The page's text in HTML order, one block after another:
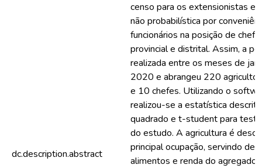
dc.description.abstract
censo para os extensionistas e
não probabilística por
funcionários na posição de
provincial e distrital. Assim, a
realizada entre os meses de
2020 e abrangeu 220
e 10 chefes. Utilizando o
realizou-se a estatística
quadrado e t-student para
do estudo. A agricultura é
principal ocupação, servindo de
alimentos e renda do agregado